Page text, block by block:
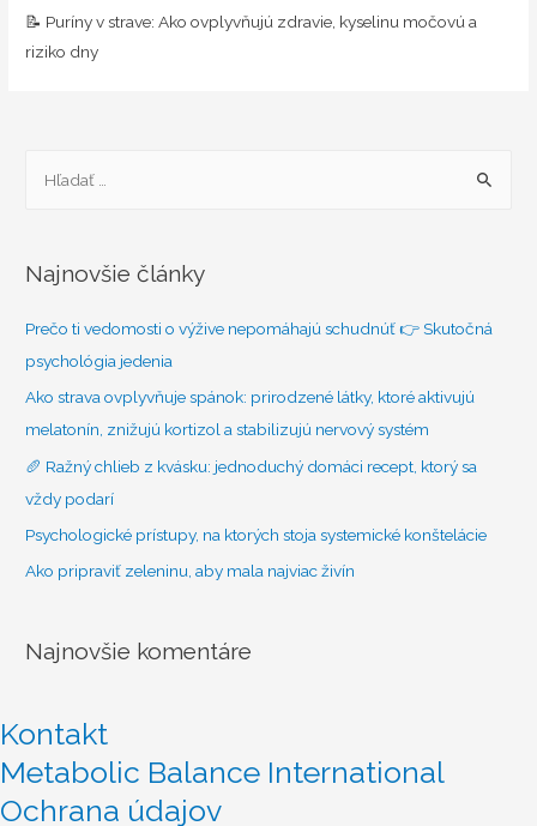
📝 Puríny v strave: Ako ovplyvňujú zdravie, kyselinu močovú a
riziko dny
d
ť
:
Najnovšie články
Prečo ti vedomosti o výžive nepomáhajú schudnúť 👉 Skutočná
psychológia jedenia
Ako strava ovplyvňuje spánok: prirodzené látky, ktoré aktivujú
melatonín, znižujú kortizol a stabilizujú nervový systém
🥖 Ražný chlieb z kvásku: jednoduchý domáci recept, ktorý sa
vždy podarí
Psychologické prístupy, na ktorých stoja systemické konštelácie
Ako pripraviť zeleninu, aby mala najviac živín
Najnovšie komentáre
Kontakt
Metabolic Balance International
Ochrana údajov